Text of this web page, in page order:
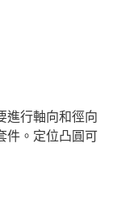
進行軸向和徑向
件。定位凸圓可